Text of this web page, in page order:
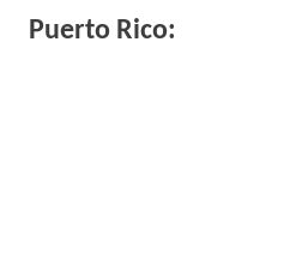
Puerto Rico: